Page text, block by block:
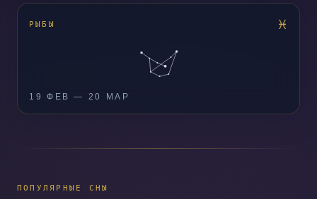
РЫБЫ ♓
19 ФЕВ — 20 МАР
ПОПУЛЯРНЫЕ СНЫ